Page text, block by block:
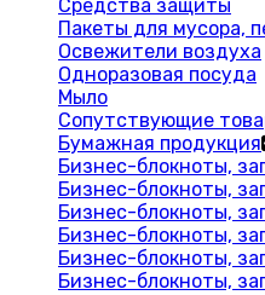
Средства защиты
Пакеты для мусора,
Освежители воздуха
Одноразовая посуда
Мыло
Сопутствующие
Бумажная продукция
Бизнес-блокноты,
Бизнес-блокноты,
Бизнес-блокноты,
Бизнес-блокноты,
Бизнес-блокноты,
Бизнес-блокноты,